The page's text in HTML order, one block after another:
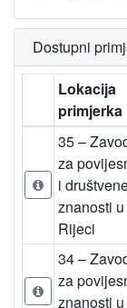
Dostupni
Lokacija
primjerka
35 –
za
i
znanosti u
Rijeci
34 –
za
znanosti u